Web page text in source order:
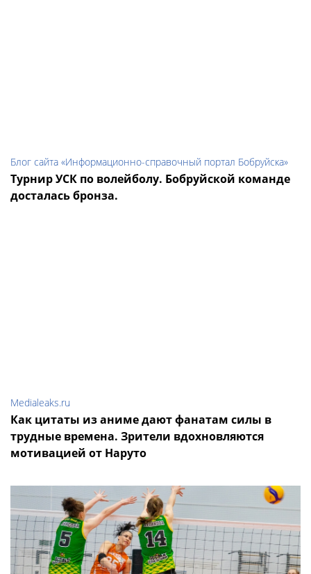
Блог сайта «Информационно-справочный портал Бобруйска»
Турнир УСК по волейболу. Бобруйской команде
досталась бронза.
Medialeaks.ru
Как цитаты из аниме дают фанатам силы в
трудные времена. Зрители вдохновляются
мотивацией от Наруто